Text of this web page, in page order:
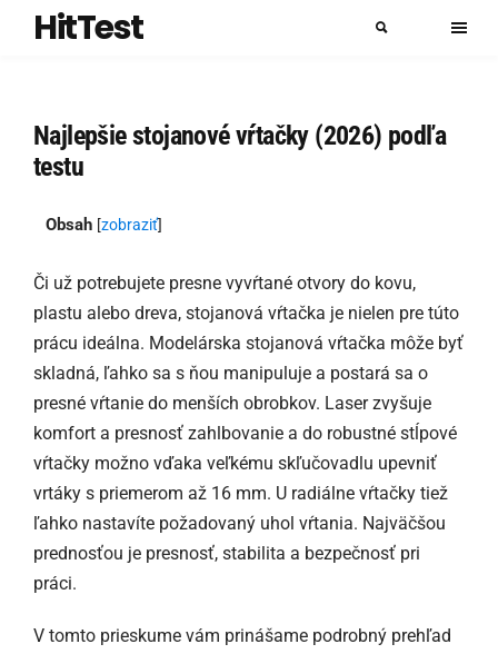
HitTest
Najlepšie stojanové vŕtačky (2026) podľa
testu
Obsah [zobraziť]
Či už potrebujete presne vyvŕtané otvory do kovu,
plastu alebo dreva, stojanová vŕtačka je nielen pre túto
prácu ideálna. Modelárska stojanová vŕtačka môže byť
skladná, ľahko sa s ňou manipuluje a postará sa o
presné vŕtanie do menších obrobkov. Laser zvyšuje
komfort a presnosť zahlbovanie a do robustné stĺpové
vŕtačky možno vďaka veľkému skľučovadlu upevniť
vrtáky s priemerom až 16 mm. U radiálne vŕtačky tiež
ľahko nastavíte požadovaný uhol vŕtania. Najväčšou
prednosťou je presnosť, stabilita a bezpečnosť pri
práci.
V tomto prieskume vám prinášame podrobný prehľad